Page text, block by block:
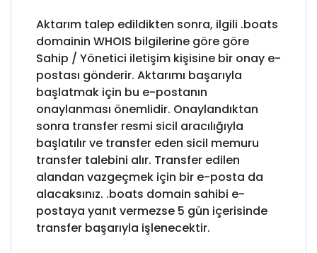
Aktarım talep edildikten sonra, ilgili .boats
domainin WHOIS bilgilerine göre göre
Sahip / Yönetici iletişim kişisine bir onay e-
postası gönderir. Aktarımı başarıyla
başlatmak için bu e-postanın
onaylanması önemlidir. Onaylandıktan
sonra transfer resmi sicil aracılığıyla
başlatılır ve transfer eden sicil memuru
transfer talebini alır. Transfer edilen
alandan vazgeçmek için bir e-posta da
alacaksınız. .boats domain sahibi e-
postaya yanıt vermezse 5 gün içerisinde
transfer başarıyla işlenecektir.